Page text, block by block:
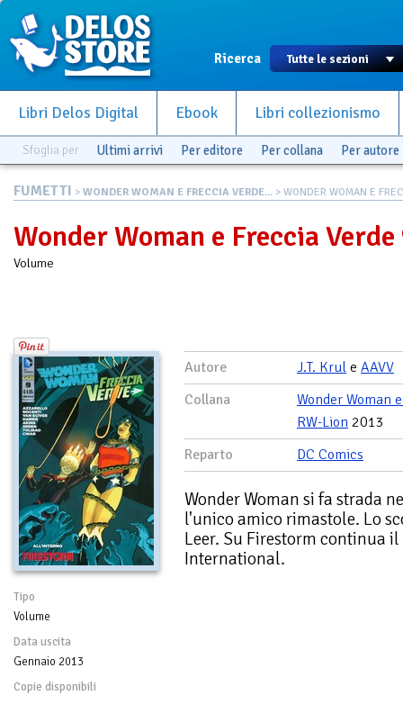
Ricerca
Libri Delos Digital Ebook Libri collezionismo
Sfoglia per Ultimi arrivi Per editore Per collana Per autore
FUMETTI > WONDER WOMAN E FRECCIA VERDE... > WONDER WOMAN E
Wonder Woman e Freccia Verde
Volume
Tipo
Volume
Data uscita
Gennaio 2013
Copie disponibili
Autore J.T. Krul e AAVV
Collana
Wonder Woman
RW-Lion 2013
Reparto
DC Comics
Wonder Woman si fa strada
l'unico amico rimastole. Lo
Leer. Su Firestorm continua
International.